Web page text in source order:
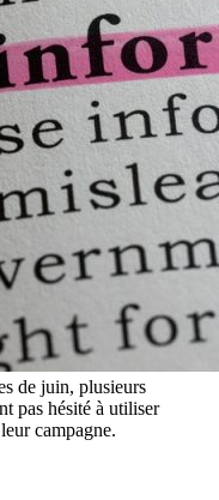
de juin, plusieurs
pas hésité à utiliser
campagne.